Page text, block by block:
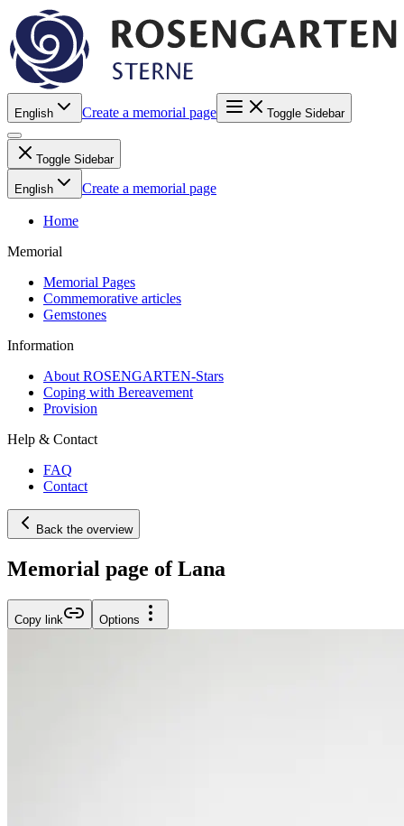
English Create a memorial page Toggle Sidebar
Toggle Sidebar
English Create a memorial page
Home
Memorial
Memorial Pages
Commemorative articles
Gemstones
Information
About ROSENGARTEN-Stars
Coping with Bereavement
Provision
Help & Contact
FAQ
Contact
Back the overview
Memorial page of Lana
Copy link Options